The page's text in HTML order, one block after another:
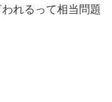
れるって相当問題